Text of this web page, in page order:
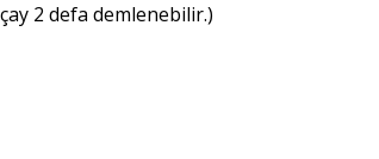
2 defa demlenebilir.)